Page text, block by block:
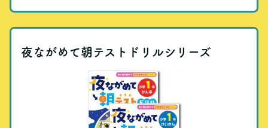
夜ながめて朝テストドリルシリーズ